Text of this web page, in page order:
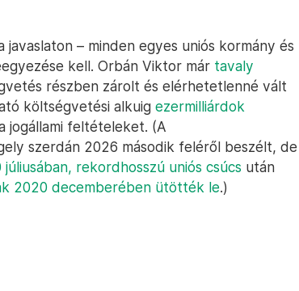
– minden egyes uniós kormány és
kell. Orbán Viktor már tavaly
részben zárolt és elérhetetlenné vált
költségvetési alkuig ezermilliárdok
jogállami feltételeket. (A
szerdán 2026 második feléről beszélt, de
júliusában, rekordhosszú uniós csúcs után
2020 decemberében ütötték le.)